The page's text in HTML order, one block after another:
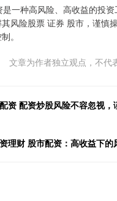
一种高风险、高收益的投
风险股票 证券 股市，谨慎
。
文章为作者独立观点，不代
资 配资炒股风险不容忽视，
理财 股市配资：高收益下的